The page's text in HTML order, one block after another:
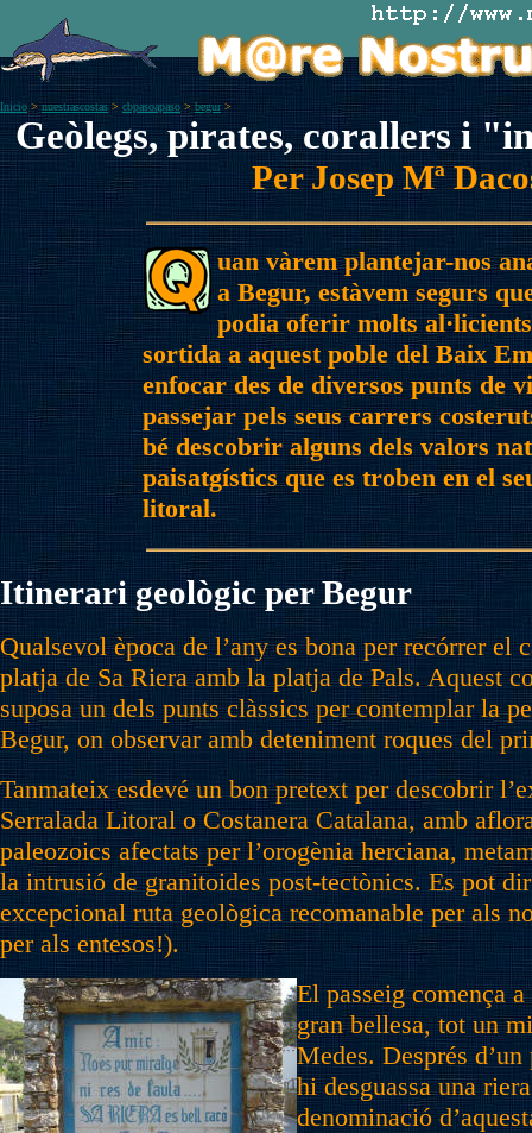
Inicio >nuestrascostas >cbpasoapaso >begur>
Geòlegs, pirates, corallers i
Per Josep Mª
uan vàrem plantejar-nos
a Begur, estàvem segurs
podia oferir molts
sortida a aquest poble del Baix
enfocar des de diversos punts de
passejar pels seus carrers
bé descobrir alguns dels valors
paisatgístics que es troben en el
litoral.
Itinerari geològic per Begur
Qualsevol època de l’any es bona per recórrer el
platja de Sa Riera amb la platja de Pals. Aquest
suposa un dels punts clàssics per contemplar la
Begur, on observar amb deteniment roques del
Tanmateix esdevé un bon pretext per descobrir
Serralada Litoral o Costanera Catalana, amb
paleozoics afectats per l’orogènia herciana,
la intrusió de granitoides post-tectònics. Es pot
excepcional ruta geològica recomanable per als
per als entesos!).
El passeig comença
gran bellesa, tot un
Medes. Després
hi desguassa una
denominació